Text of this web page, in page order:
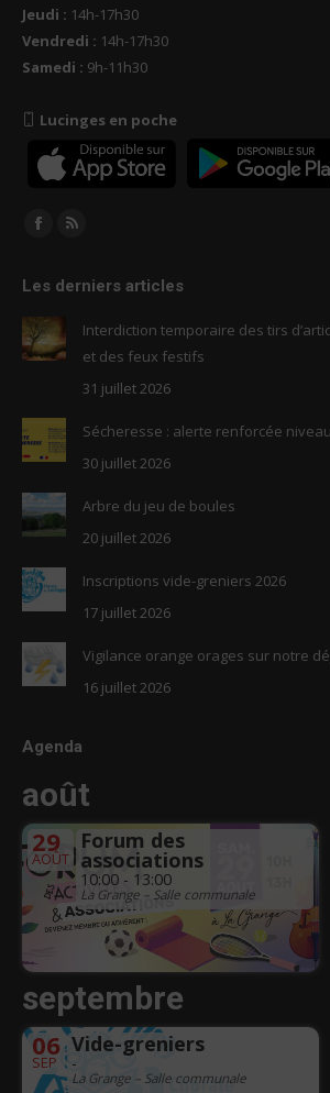
Jeudi : 14h-17h30
Vendredi : 14h-17h30
Samedi : 9h-11h30
Lucinges en poche
Trouvez nous sur :
Facebook
opens
in
new
opens
new
window
Les derniers articles
Interdiction temporaire des tirs
et des feux festifs
31 juillet 2026
Sécheresse : alerte renforcée
30 juillet 2026
Arbre du jeu de boules
20 juillet 2026
Inscriptions vide-greniers 2026
17 juillet 2026
Vigilance orange orages sur notre
16 juillet 2026
Agenda
août
29
AOÛT
Forum des
associations
10:00 - 13:00
La Grange – Salle communale
septembre
06
SEP
Vide-greniers
-
La Grange – Salle communale